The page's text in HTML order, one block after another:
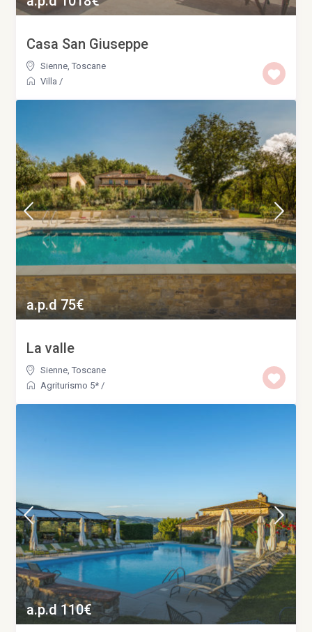
Casa San Giuseppe
Sienne,Toscane
Villa /
a.p.d 75€
La valle
Sienne,Toscane
Agriturismo 5* /
a.p.d 110€